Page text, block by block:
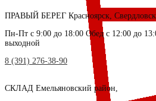
ПРАВЫЙ БЕРЕГ Красноярск,
Пн-Пт с 9:00 до 18:00 Обед с 12:00 до
выходной
8 (391) 276-38-90
СКЛАД Емельяновский район,